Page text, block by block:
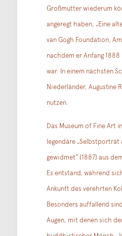
Großmutter wiederum
angeregt haben, „Eine
van Gogh Foundation,
nachdem er Anfang
war. In einem nächsten
Niederländer, Augustine
nutzen.
Das Museum of Fine Art
legendäre „Selbstporträt
gewidmet“ (1887) aus
Es entstand, während
Ankunft des verehrten
Besonders auffallend
Augen, mit denen sich